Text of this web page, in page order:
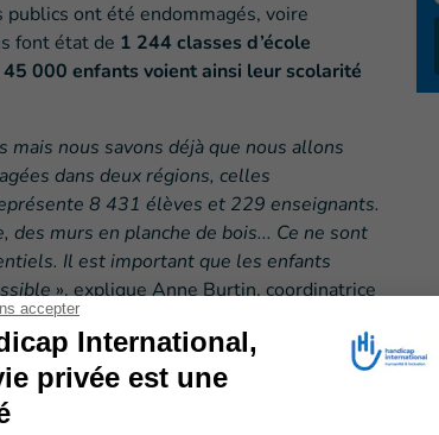
ont été endommagés, voire
font état de 1 244 classes d’école
000 enfants voient ainsi leur scolarité
nous savons déjà que nous allons
dans deux régions, celles
8 431 élèves et 229 enseignants.
murs en planche de bois... Ce ne sont
Il est important que les enfants
», explique Anne Burtin, coordinatrice
Nord-Est du pays, zone d’habitude
plus virulent. Avec sonpartenaire
jeudi 17 mars des évaluations dans les